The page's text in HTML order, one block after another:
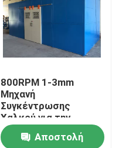
800RPM 1-3mm
Μηχανή
Συγκέντρωσης
Χαλκού για την
κατασκευή σύρματος
/ καλωδίουΑποστολή